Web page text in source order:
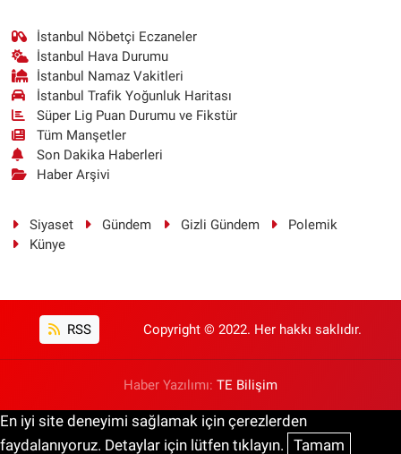
İstanbul Nöbetçi Eczaneler
İstanbul Hava Durumu
İstanbul Namaz Vakitleri
İstanbul Trafik Yoğunluk Haritası
Süper Lig Puan Durumu ve Fikstür
Tüm Manşetler
Son Dakika Haberleri
Haber Arşivi
Siyaset Gündem Gizli Gündem
Polemik
Künye
RSS Copyright © 2022. Her hakkı saklıdır.
Haber Yazılımı: TE Bilişim
En iyi site deneyimi sağlamak için çerezlerden
faydalanıyoruz. Detaylar için lütfen tıklayın. Tamam